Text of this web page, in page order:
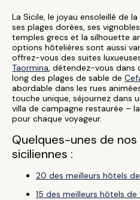
La Sicile, le joyau ensoleillé de
ses plages dorées, ses
temples grecs et la silhouette
options hôtelières sont aussi
offrez-vous des suites
Taormina, détendez-vous dans
long des plages de sable de
abordable dans les rues
touche unique, séjournez dans
villa de campagne restaurée –
pour chaque voyageur.
Quelques-unes de
siciliennes :
20 des meilleurs hôtels
15 des meilleurs hôtels de